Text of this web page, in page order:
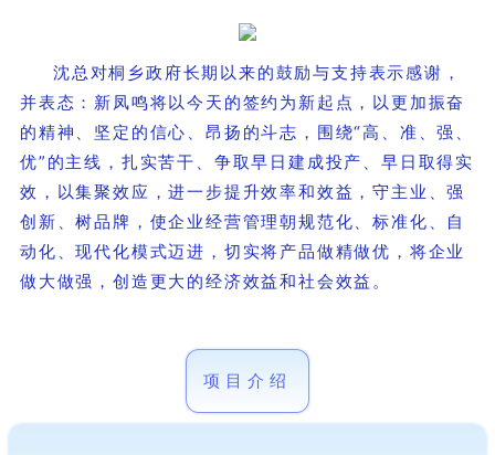
沈总对桐乡政府长期以来的鼓励与支持表示感谢，
并表态：新凤鸣将以今天的签约为新起点，以更加振奋
的精神、坚定的信心、昂扬的斗志，围绕“高、准、强、
优”的主线，扎实苦干、争取早日建成投产、早日取得实
效，以集聚效应，进一步提升效率和效益，守主业、强
创新、树品牌，使企业经营管理朝规范化、标准化、自
动化、现代化模式迈进，切实将产品做精做优，将企业
做大做强，创造更大的经济效益和社会效益。
项目介绍